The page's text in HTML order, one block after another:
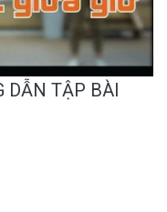
DẪN TẬP BÀI